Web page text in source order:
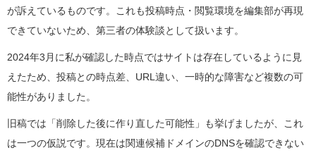
が訴えているものです。これも投稿時点・閲覧環境を編集部が再現
できていないため、第三者の体験談として扱います。
2024年3月に私が確認した時点ではサイトは存在しているように見
えたため、投稿との時点差、URL違い、一時的な障害など複数の可
能性がありました。
旧稿では「削除した後に作り直した可能性」も挙げましたが、これ
は一つの仮説です。現在は関連候補ドメインのDNSを確認できない